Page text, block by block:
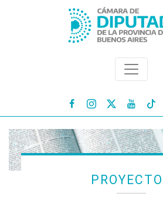
 